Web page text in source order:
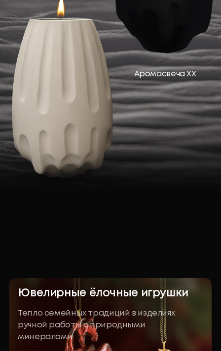
Бизнес-награды
Достойный символ
побед и достижений
Концептуальные предметы декора из
фарфора, которые отражают
философию знакомства и принятия
теней человека